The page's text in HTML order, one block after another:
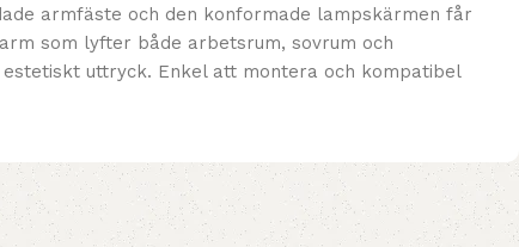
armfäste och den konformade lampskärmen får
som lyfter både arbetsrum, sovrum och
uttryck. Enkel att montera och kompatibel